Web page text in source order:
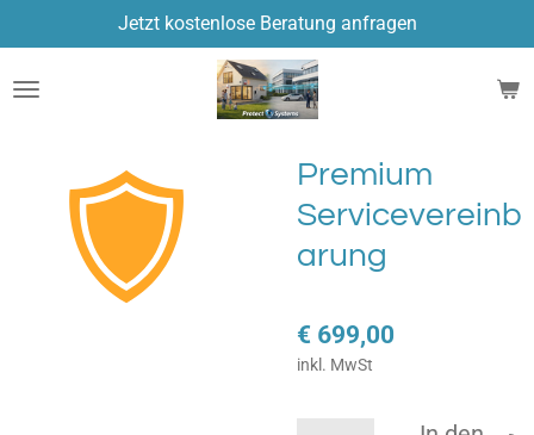
Hauptinhalt
springen
Jetzt kostenlose Beratung anfragen
Premium
Servicevereinb
arung
€ 699,00
inkl. MwSt